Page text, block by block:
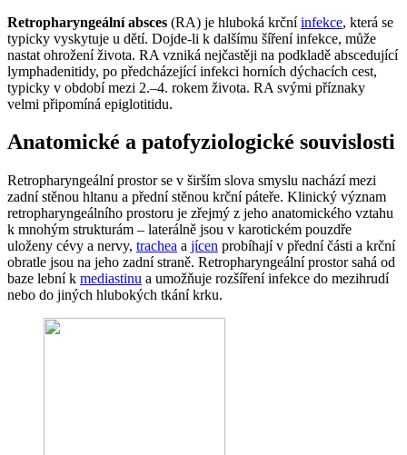
Retropharyngeální absces (RA) je hluboká krčníinfekce, která se
typicky vyskytuje u dětí. Dojde-li k dalšímu šíření infekce, může
nastat ohrožení života. RA vzniká nejčastěji na podkladě abscedující
lymphadenitidy, po předcházející infekci horních dýchacích cest,
typicky v období mezi 2.–4. rokem života. RA svými příznaky
velmi připomíná epiglotitidu.
Anatomické a patofyziologické souvislosti
Retropharyngeální prostor se v širším slova smyslu nachází mezi
zadní stěnou hltanu a přední stěnou krční páteře. Klinický význam
retropharyngeálního prostoru je zřejmý z jeho anatomického vztahu
k mnohým strukturám – laterálně jsou v karotickém pouzdře
uloženy cévy a nervy, trachea a jícen probíhají v přední části a krční
obratle jsou na jeho zadní straně. Retropharyngeální prostor sahá od
baze lební k mediastinu a umožňuje rozšíření infekce do mezihrudí
nebo do jiných hlubokých tkání krku.